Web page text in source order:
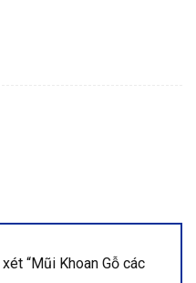
“Mũi Khoan Gỗ các